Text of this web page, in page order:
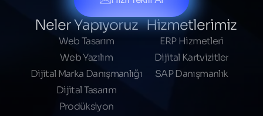
Kısacası, Kumsal Ajans Blog, çevrimiçi ortamda
fark yaratmak isteyen herkes için fikir ve bilgi
edinmek için harika bir yer.
Neler Yapıyoruz
Web Tasarım
Web Yazılım
Dijital Marka Danışmanlığı
Dijital Tasarım
Prodüksiyon
Hizmetlerimiz
ERP Hizmetleri
Dijital Kartvizitler
SAP Danışmanlık